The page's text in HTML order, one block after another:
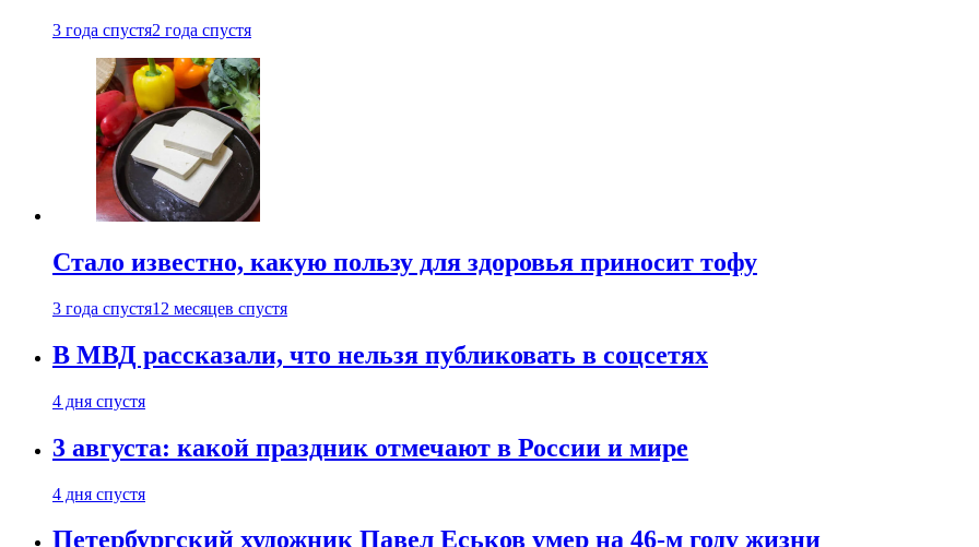
3 года спустя2 года спустя
Стало известно, какую пользу для здоровья приносит тофу
3 года спустя12 месяцев спустя
В МВД рассказали, что нельзя публиковать в соцсетях
4 дня спустя
3 августа: какой праздник отмечают в России и мире
4 дня спустя
Петербургский художник Павел Еськов умер на 46-м году жизни